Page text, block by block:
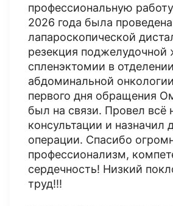
профессиональную
2026 года была проведена
лапароскопической
резекция поджелудочной
спленэктомии в отделении
абдоминальной
первого дня обращения
был на связи. Провел всё
консультации и назначил
операции. Спасибо
профессионализм,
сердечность! Низкий
труд!!!